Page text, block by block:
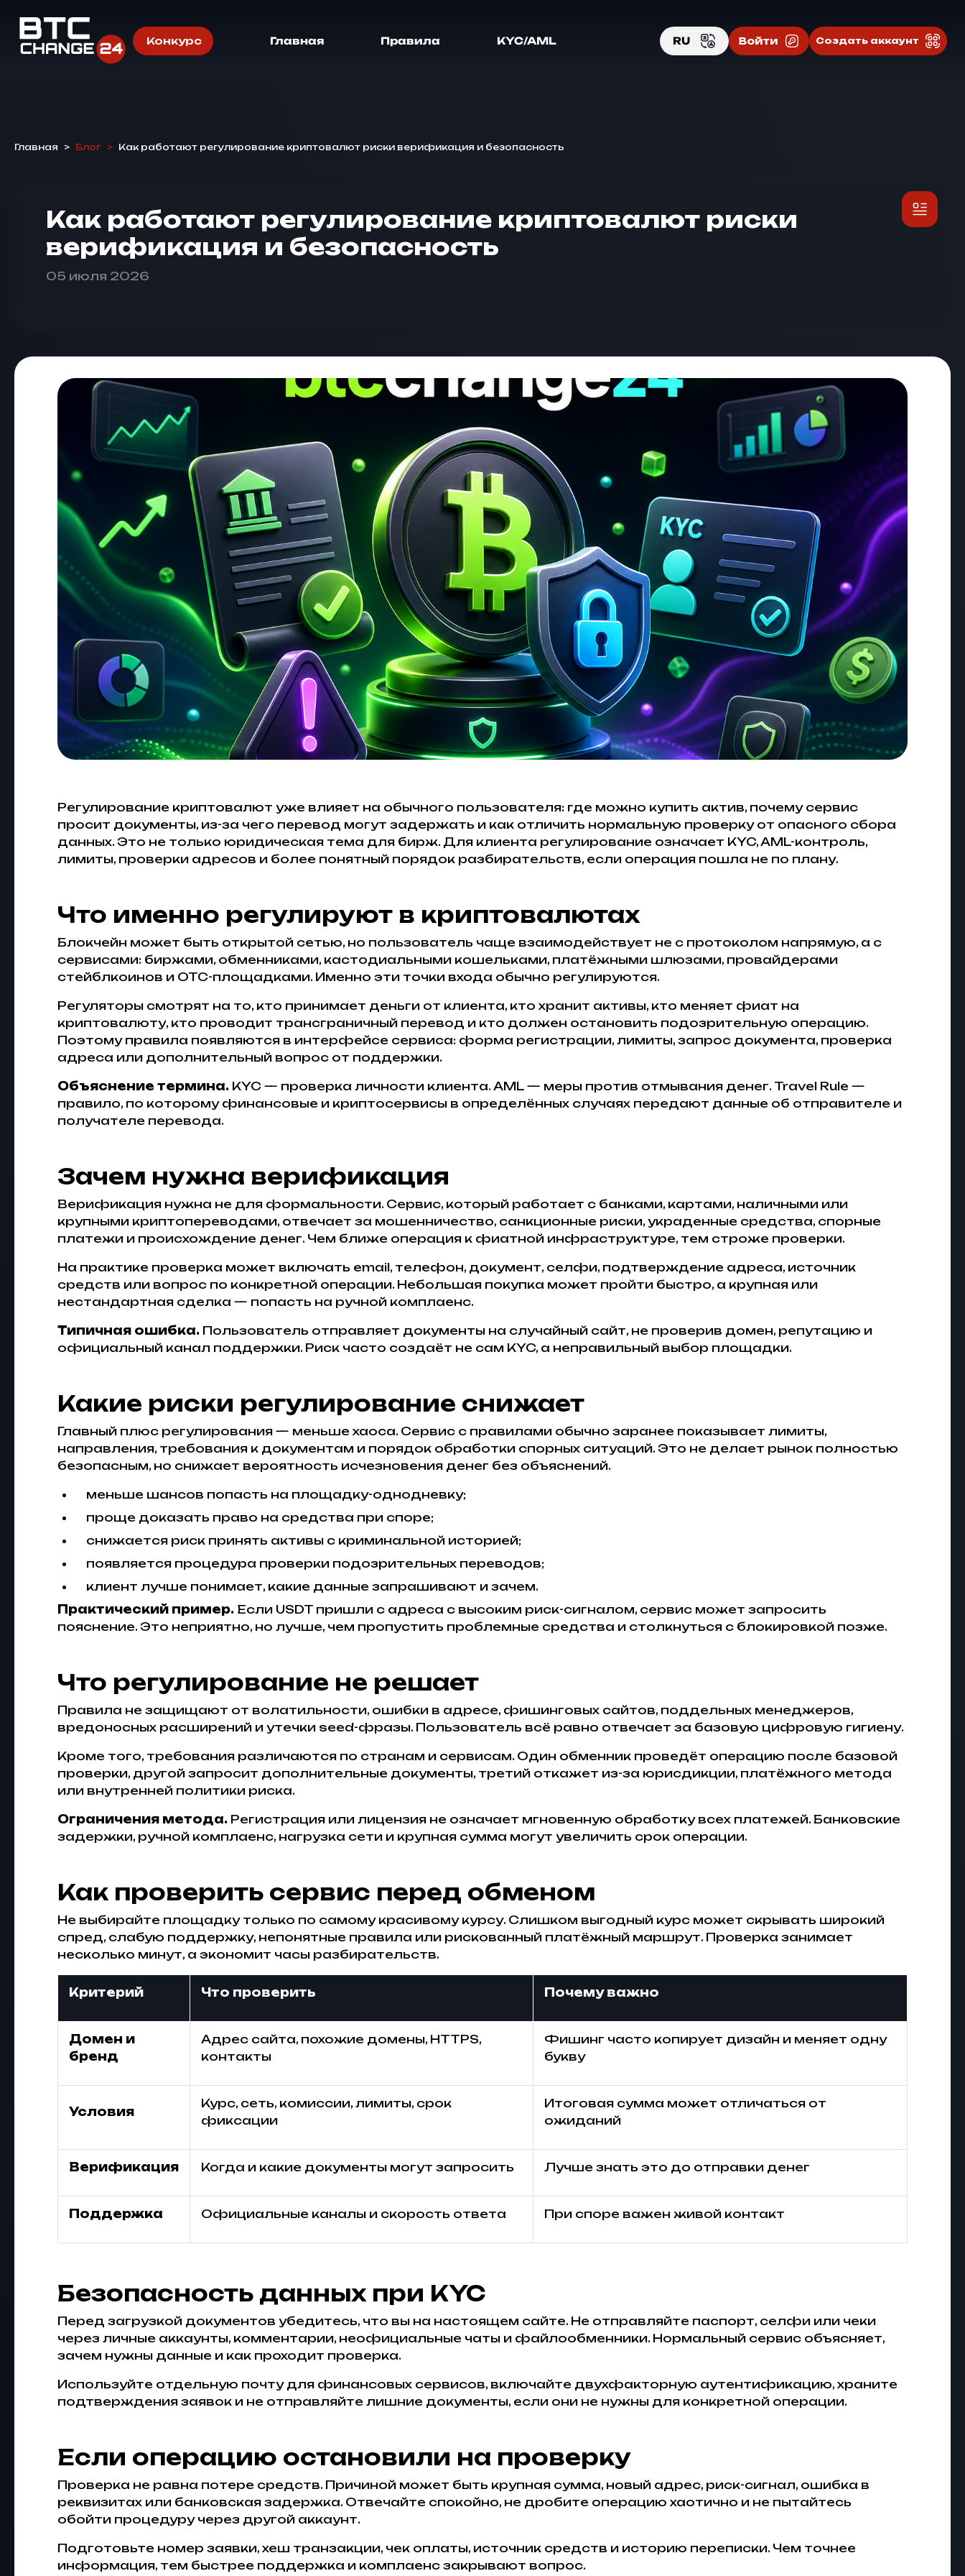
Конкурс Главная Правила KYC/AML RU Войти Создать аккаунт
Главная > Блог > Как работают регулирование криптовалют риски верификация и безопасность
Как работают регулирование криптовалют риски
верификация и безопасность
05 июля 2026
Регулирование криптовалют уже влияет на обычного пользователя: где можно купить актив, почему сервис
просит документы, из-за чего перевод могут задержать и как отличить нормальную проверку от опасного сбора
данных. Это не только юридическая тема для бирж. Для клиента регулирование означает KYC, AML-контроль,
лимиты, проверки адресов и более понятный порядок разбирательств, если операция пошла не по плану.
Что именно регулируют в криптовалютах
Блокчейн может быть открытой сетью, но пользователь чаще взаимодействует не с протоколом напрямую, а с
сервисами: биржами, обменниками, кастодиальными кошельками, платёжными шлюзами, провайдерами
стейблкоинов и OTC-площадками. Именно эти точки входа обычно регулируются.
Регуляторы смотрят на то, кто принимает деньги от клиента, кто хранит активы, кто меняет фиат на
криптовалюту, кто проводит трансграничный перевод и кто должен остановить подозрительную операцию.
Поэтому правила появляются в интерфейсе сервиса: форма регистрации, лимиты, запрос документа, проверка
адреса или дополнительный вопрос от поддержки.
Объяснение термина. KYC — проверка личности клиента. AML — меры против отмывания денег. Travel Rule —
правило, по которому финансовые и криптосервисы в определённых случаях передают данные об отправителе и
получателе перевода.
Зачем нужна верификация
Верификация нужна не для формальности. Сервис, который работает с банками, картами, наличными или
крупными криптопереводами, отвечает за мошенничество, санкционные риски, украденные средства, спорные
платежи и происхождение денег. Чем ближе операция к фиатной инфраструктуре, тем строже проверки.
На практике проверка может включать email, телефон, документ, селфи, подтверждение адреса, источник
средств или вопрос по конкретной операции. Небольшая покупка может пройти быстро, а крупная или
нестандартная сделка — попасть на ручной комплаенс.
Типичная ошибка. Пользователь отправляет документы на случайный сайт, не проверив домен, репутацию и
официальный канал поддержки. Риск часто создаёт не сам KYC, а неправильный выбор площадки.
Какие риски регулирование снижает
Главный плюс регулирования — меньше хаоса. Сервис с правилами обычно заранее показывает лимиты,
направления, требования к документам и порядок обработки спорных ситуаций. Это не делает рынок полностью
безопасным, но снижает вероятность исчезновения денег без объяснений.
меньше шансов попасть на площадку-однодневку;
проще доказать право на средства при споре;
снижается риск принять активы с криминальной историей;
появляется процедура проверки подозрительных переводов;
клиент лучше понимает, какие данные запрашивают и зачем.
Практический пример. Если USDT пришли с адреса с высоким риск-сигналом, сервис может запросить
пояснение. Это неприятно, но лучше, чем пропустить проблемные средства и столкнуться с блокировкой позже.
Что регулирование не решает
Правила не защищают от волатильности, ошибки в адресе, фишинговых сайтов, поддельных менеджеров,
вредоносных расширений и утечки seed-фразы. Пользователь всё равно отвечает за базовую цифровую гигиену.
Кроме того, требования различаются по странам и сервисам. Один обменник проведёт операцию после базовой
проверки, другой запросит дополнительные документы, третий откажет из-за юрисдикции, платёжного метода
или внутренней политики риска.
Ограничения метода. Регистрация или лицензия не означает мгновенную обработку всех платежей. Банковские
задержки, ручной комплаенс, нагрузка сети и крупная сумма могут увеличить срок операции.
Как проверить сервис перед обменом
Не выбирайте площадку только по самому красивому курсу. Слишком выгодный курс может скрывать широкий
спред, слабую поддержку, непонятные правила или рискованный платёжный маршрут. Проверка занимает
несколько минут, а экономит часы разбирательств.
Критерий Что проверить Почему важно
Домен и
бренд
Адрес сайта, похожие домены, HTTPS,
контакты
Фишинг часто копирует дизайн и меняет одну
букву
Условия
Курс, сеть, комиссии, лимиты, срок
фиксации
Итоговая сумма может отличаться от
ожиданий
Верификация Когда и какие документы могут запросить Лучше знать это до отправки денег
Поддержка Официальные каналы и скорость ответа При споре важен живой контакт
Безопасность данных при KYC
Перед загрузкой документов убедитесь, что вы на настоящем сайте. Не отправляйте паспорт, селфи или чеки
через личные аккаунты, комментарии, неофициальные чаты и файлообменники. Нормальный сервис объясняет,
зачем нужны данные и как проходит проверка.
Используйте отдельную почту для финансовых сервисов, включайте двухфакторную аутентификацию, храните
подтверждения заявок и не отправляйте лишние документы, если они не нужны для конкретной операции.
Если операцию остановили на проверку
Проверка не равна потере средств. Причиной может быть крупная сумма, новый адрес, риск-сигнал, ошибка в
реквизитах или банковская задержка. Отвечайте спокойно, не дробите операцию хаотично и не пытайтесь
обойти процедуру через другой аккаунт.
Подготовьте номер заявки, хеш транзакции, чек оплаты, источник средств и историю переписки. Чем точнее
информация, тем быстрее поддержка и комплаенс закрывают вопрос.